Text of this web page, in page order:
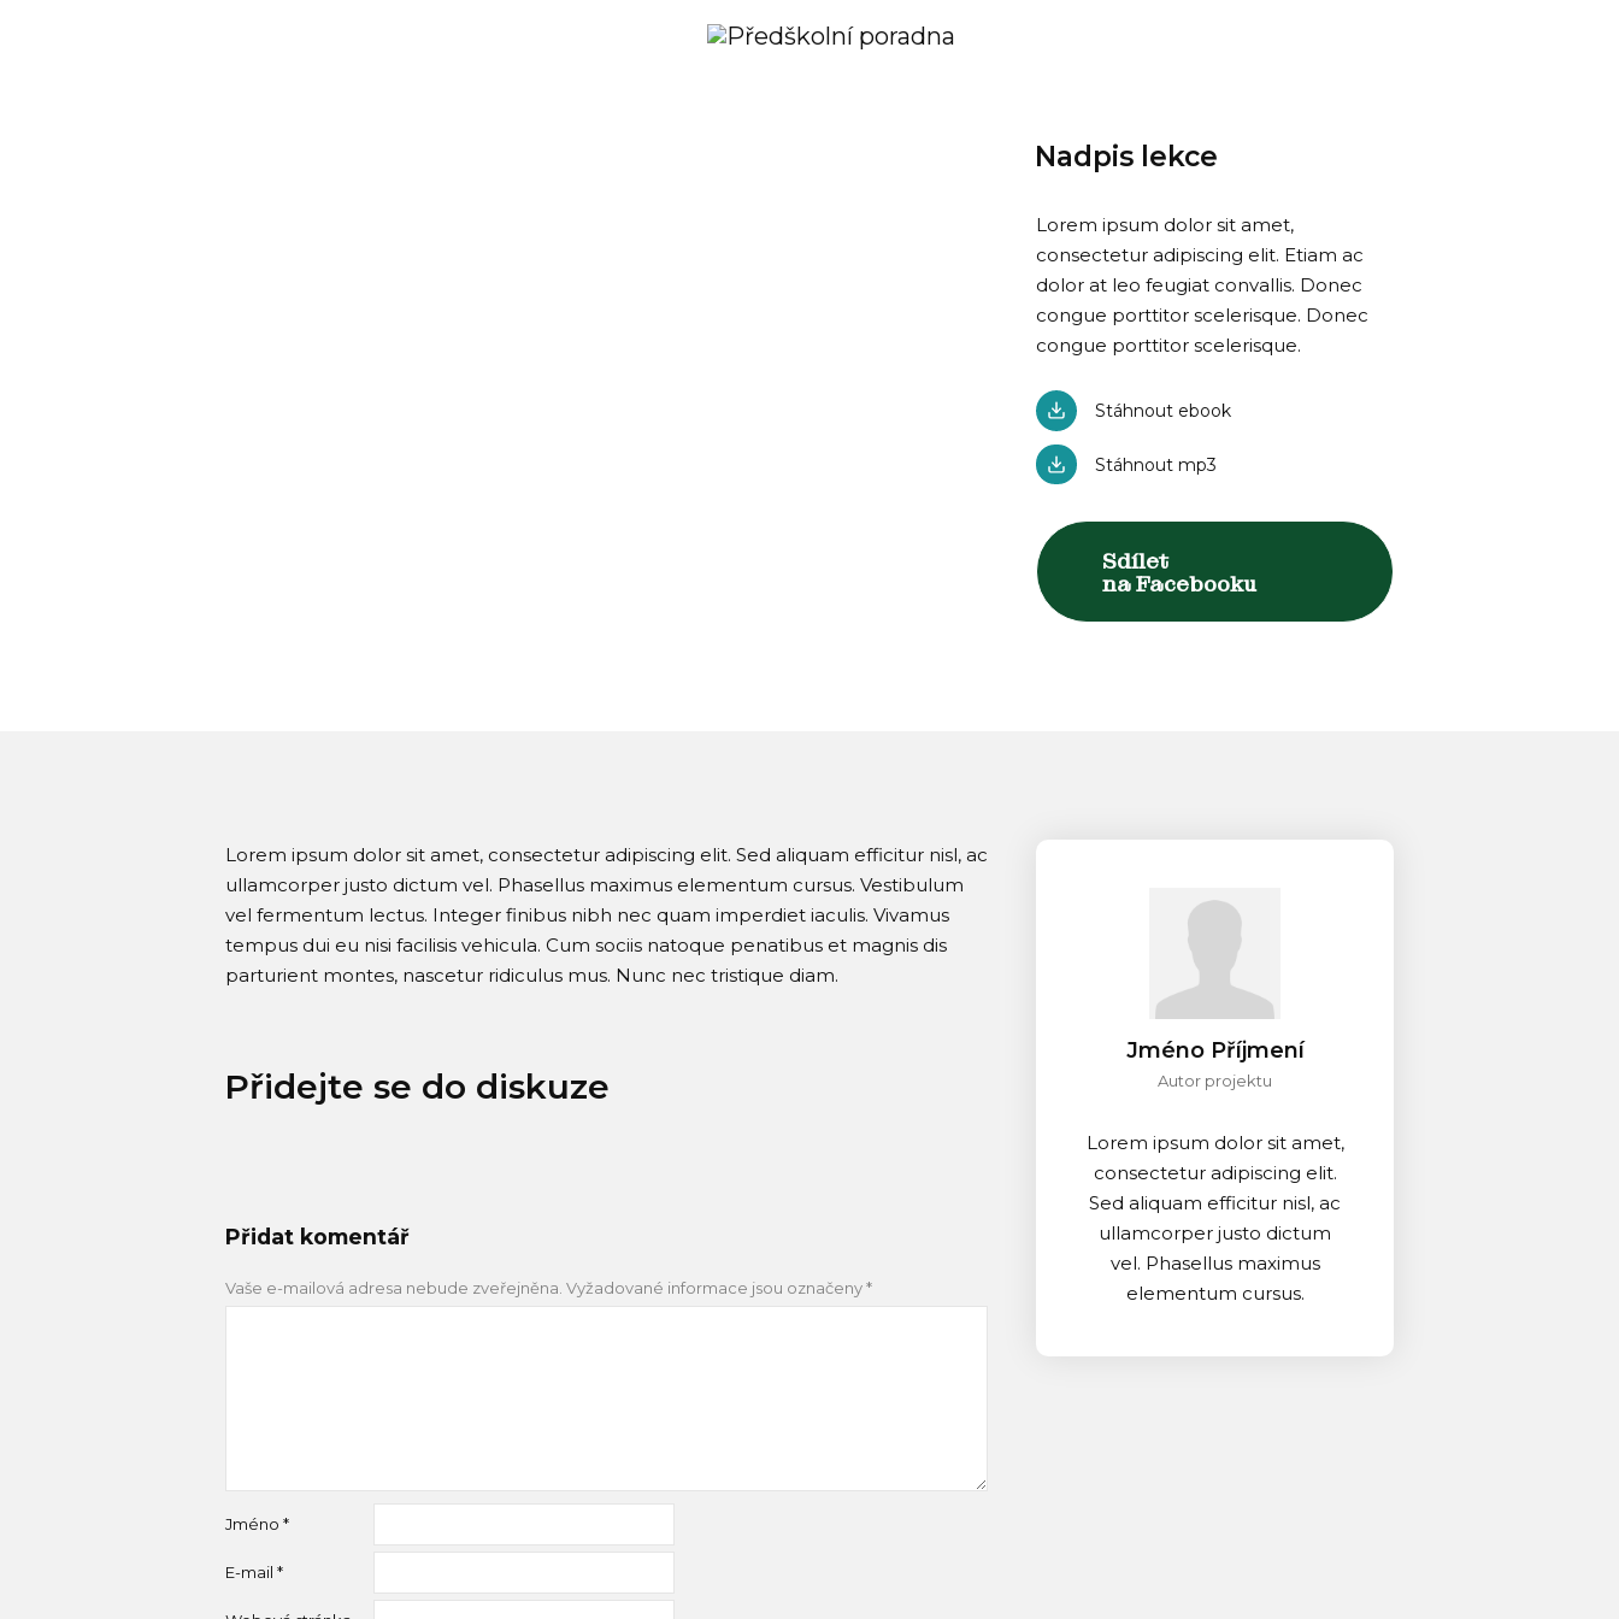
Nadpis lekce
Lorem ipsum dolor sit amet,
consectetur adipiscing elit. Etiam ac
dolor at leo feugiat convallis. Donec
congue porttitor scelerisque. Donec
congue porttitor scelerisque.
Stáhnout ebook
Stáhnout mp3
Sdílet
na Facebooku
Lorem ipsum dolor sit amet, consectetur adipiscing elit. Sed aliquam efficitur nisl, ac
ullamcorper justo dictum vel. Phasellus maximus elementum cursus. Vestibulum
vel fermentum lectus. Integer finibus nibh nec quam imperdiet iaculis. Vivamus
tempus dui eu nisi facilisis vehicula. Cum sociis natoque penatibus et magnis dis
parturient montes, nascetur ridiculus mus. Nunc nec tristique diam.
Přidejte se do diskuze
Přidat komentář
Vaše e-mailová adresa nebude zveřejněna. Vyžadované informace jsou označeny*
Jméno *
E-mail *
Jméno Příjmení
Autor projektu
Lorem ipsum dolor sit amet,
consectetur adipiscing elit.
Sed aliquam efficitur nisl, ac
ullamcorper justo dictum
vel. Phasellus maximus
elementum cursus.